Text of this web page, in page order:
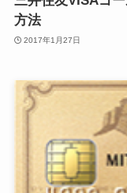
方法
2017年1月27日